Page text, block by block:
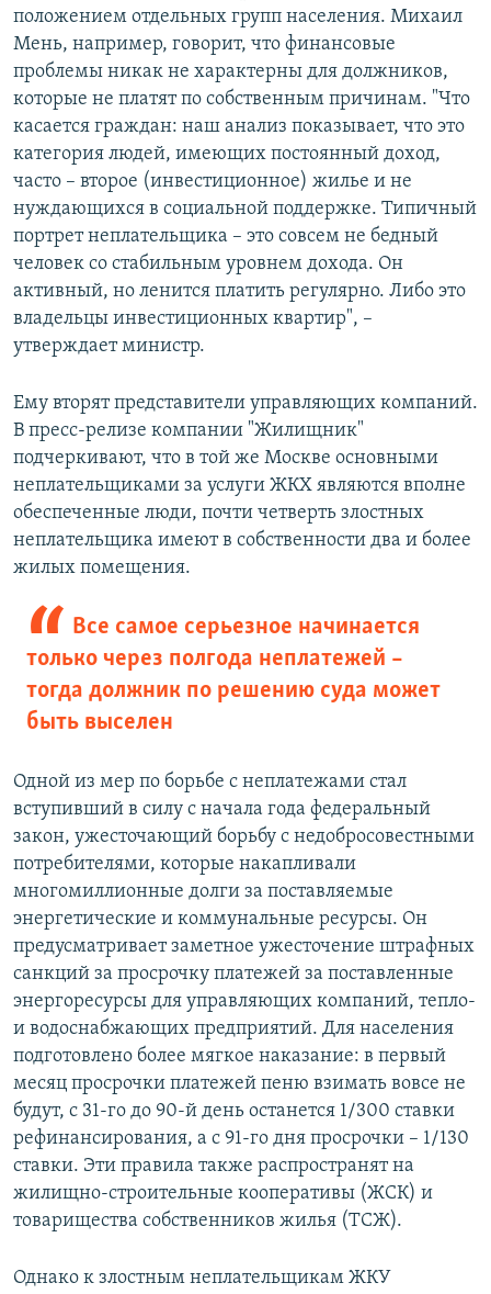
положением отдельных групп населения. Михаил
Мень, например, говорит, что финансовые
проблемы никак не характерны для должников,
которые не платят по собственным причинам. "Что
касается граждан: наш анализ показывает, что это
категория людей, имеющих постоянный доход,
часто – второе (инвестиционное) жилье и не
нуждающихся в социальной поддержке. Типичный
портрет неплательщика – это совсем не бедный
человек со стабильным уровнем дохода. Он
активный, но ленится платить регулярно. Либо это
владельцы инвестиционных квартир", –
утверждает министр.
Ему вторят представители управляющих компаний.
В пресс-релизе компании "Жилищник"
подчеркивают, что в той же Москве основными
неплательщиками за услуги ЖКХ являются вполне
обеспеченные люди, почти четверть злостных
неплательщика имеют в собственности два и более
жилых помещения.
Все самое серьезное начинается
только через полгода неплатежей –
тогда должник по решению суда может
быть выселен
Одной из мер по борьбе с неплатежами стал
вступивший в силу с начала года федеральный
закон, ужесточающий борьбу с недобросовестными
потребителями, которые накапливали
многомиллионные долги за поставляемые
энергетические и коммунальные ресурсы. Он
предусматривает заметное ужесточение штрафных
санкций за просрочку платежей за поставленные
энергоресурсы для управляющих компаний, тепло-
и водоснабжающих предприятий. Для населения
подготовлено более мягкое наказание: в первый
месяц просрочки платежей пеню взимать вовсе не
будут, с 31-го до 90-й день останется 1/300 ставки
рефинансирования, а с 91-го дня просрочки – 1/130
ставки. Эти правила также распространят на
жилищно-строительные кооперативы (ЖСК) и
товарищества собственников жилья (ТСЖ).
Однако к злостным неплательщикам ЖКУ